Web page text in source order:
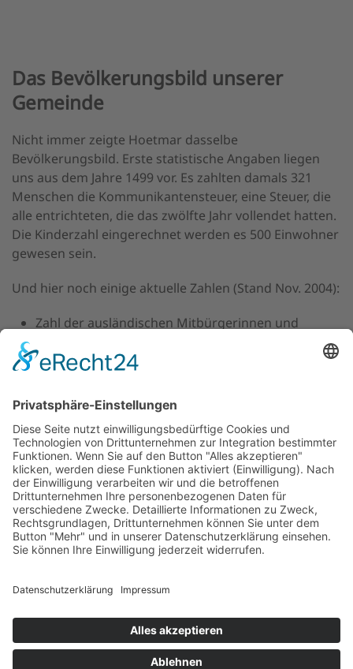
Das Bevölkerungsbild unserer
Gemeinde
Nicht immer zeigte Hoetmar dasselbe
Bevölkerungsbild. Erste statistische Angaben liegen
uns aus dem Jahre 1499 vor. Es zahlten damals 321
Menschen die Kommunikantensteuer, eine Steuer, die
alle entrichteten, die das zwölfte Jahr vollendet hatten.
Die Kinderzahl eingerechnet werden es 500 Einwohner
gewesen sein.
Und hier noch einige aktuelle Zahlen (Stand Nov. 2004):
Zahl der ausländischen Mitbürgerinnen und
Katholiken in Hoetmar: 1870
andere Konfessionen: 262
Zahl der Gewerbebetriebe: ca. 104
Zahl der Landwirte im Vollerwerb: ca. 65
Zahl der Landwirte im Nebenerwerb: ca. 50
All rights reserved.